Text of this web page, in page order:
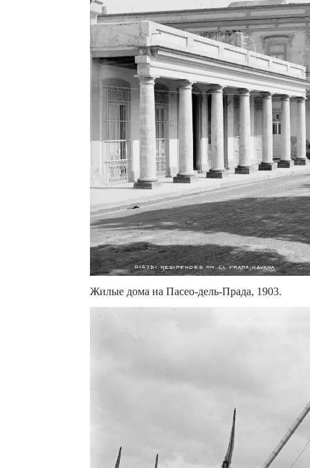
Жилые дома на Пасео-дель-Прада, 1903.